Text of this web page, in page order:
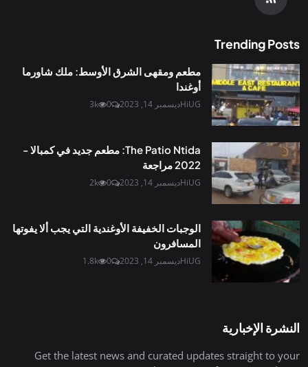
Trending Posts
مطعم ومقهى الشرق الأوسط: ملك شاورما
أوغندا
HiUGديسمبر 14, 2023 0
3k
The Patio Ntida: مطعم جديد في كمبالا -
2022 مراجعة
HiUGديسمبر 14, 2023 0
2k
الوجبات الخفيفة الأوغندية التي يجب ألا يفوتها
المسافرون
HiUGديسمبر 14, 2023 0
1.8k
النشرة الإخبارية
Get the latest news and curated updates straight to your